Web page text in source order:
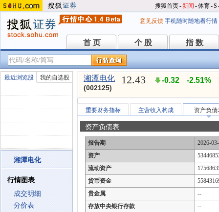
搜狐首页-新闻 -体育-S
意见反馈 手机随时随地看行情
首 页
首 页 个 股
个 股 指 数
指 数
最近浏览股 我的自选股
湘潭电化
行情图表
成交明细
分价表
湘潭电化
(002125)
12.43 -0.32 -2.51%
重要财务指标 主营收入构成 资产负债
资产负债表
报告期
2026-
资产
流动资产
货币资金
贵金属
--
存放中央银行存款
--